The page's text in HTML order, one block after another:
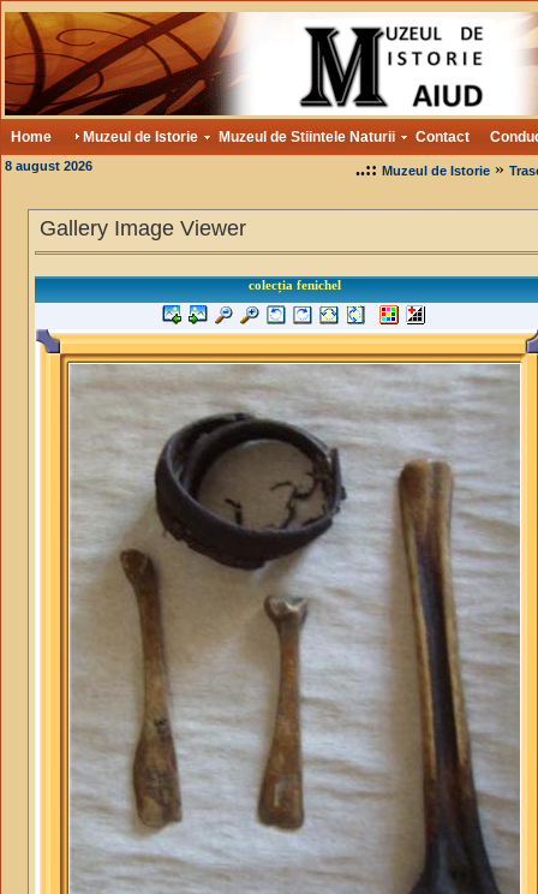
Home Muzeul de Istorie Muzeul de Stiintele Naturii Contact
8 august 2026 ..:: Muzeul de Istorie»
Gallery Image Viewer
colecția fenichel